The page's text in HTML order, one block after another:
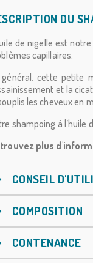
DU
de nigelle est
capillaires.
général, cette petite
et la
les cheveux en
shampoing à
plus
CONSEIL
COMPOSITION
CONTENANCE